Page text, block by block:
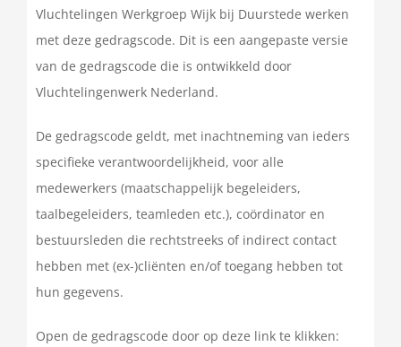
Vluchtelingen Werkgroep Wijk bij Duurstede werken
met deze gedragscode. Dit is een aangepaste versie
van de gedragscode die is ontwikkeld door
Vluchtelingenwerk Nederland.
De gedragscode geldt, met inachtneming van ieders
specifieke verantwoordelijkheid, voor alle
medewerkers (maatschappelijk begeleiders,
taalbegeleiders, teamleden etc.), coördinator en
bestuursleden die rechtstreeks of indirect contact
hebben met (ex-)cliënten en/of toegang hebben tot
hun gegevens.
Open de gedragscode door op deze link te klikken: